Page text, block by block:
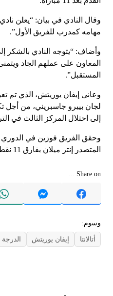
وقال النادي في بيان: “يعلن
مهامه كمدرب للفريق الأول”.
وأضاف: “يتوجه النادي بالشكر
المعاون على عملهم الجاد
المستقبل”.
وعانى إيفان يوريتش، الذي تم
لجان بييرو جاسبريني، من أجل
إلى احتلال المركز الثالث في
وحقق الفريق فوزين في
المتصدر إنتر ميلان بفارق 11 نقطة.
Share on ...
وسوم:
أتالانتا إيفان يوريتش الدرجة